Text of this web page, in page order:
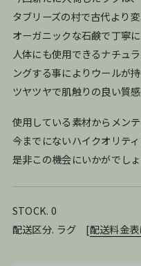
タブリーズの村で古代より
オーガニックな石鹸で丁寧
人体にも使用できるナチュ
ングする事によりウールが
ツヤツヤで肌触りの良い質感
使用している素材からメン
今までにないハイクオリティ
是非この機会にいかがでしょ
STOCK. 0
配送区分. ラグ [配送料金